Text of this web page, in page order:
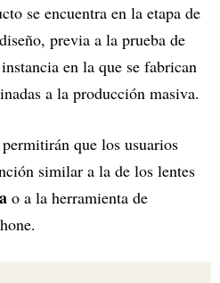
se encuentra en la etapa de
previa a la prueba de
en la que se fabrican
a la producción masiva.
permitirán que los usuarios
similar a la de los lentes
o a la herramienta de